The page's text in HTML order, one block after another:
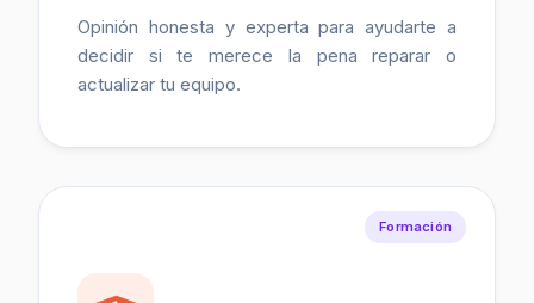
Opinión honesta y experta para ayudarte a
decidir si te merece la pena reparar o
actualizar tu equipo.
Formación